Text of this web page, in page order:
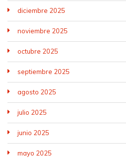
diciembre 2025
noviembre 2025
octubre 2025
septiembre 2025
agosto 2025
julio 2025
junio 2025
mayo 2025